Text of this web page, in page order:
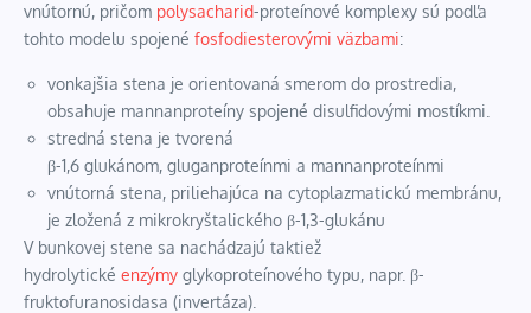
vnútornú, pričom polysacharid-proteínové komplexy sú podľa
tohto modelu spojené fosfodiesterovými väzbami:
vonkajšia stena je orientovaná smerom do prostredia,
obsahuje mannanproteíny spojené disulfidovými mostíkmi.
stredná stena je tvorená
β-1,6 glukánom, gluganproteínmi a mannanproteínmi
vnútorná stena, priliehajúca na cytoplazmatickú membránu,
je zložená z mikrokryštalického β-1,3-glukánu
V bunkovej stene sa nachádzajú taktiež
hydrolytické enzýmy glykoproteínového typu, napr. β-
fruktofuranosidasa (invertáza).